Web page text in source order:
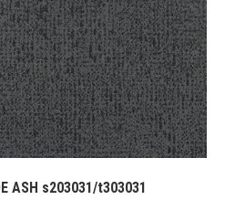
ASH s203031/t303031